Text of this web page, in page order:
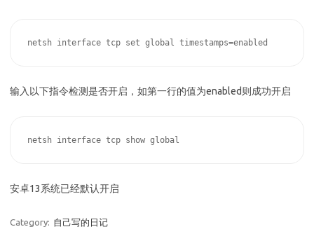
输入以下指令检测是否开启，如第一行的值为enabled则成功开启
安卓13系统已经默认开启
Category: 自己写的日记